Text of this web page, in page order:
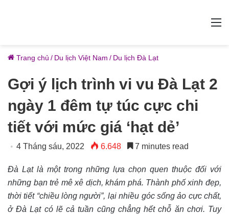
Trang chủ / Du lịch Việt Nam / Du lịch Đà Lạt
Gợi ý lịch trình vi vu Đà Lạt 2
ngày 1 đêm tự túc cực chi
tiết với mức giá ‘hạt dẻ’
4 Tháng sáu, 2022 6.648 7 minutes read
Đà Lạt là một trong những lựa chọn quen thuộc đối với
những bạn trẻ mê xê dịch, khám phá. Thành phố xinh đẹp,
thời tiết “chiều lòng người”, lại nhiều góc sống ảo cực chất,
ở Đà Lạt có lẽ cả tuần cũng chẳng hết chỗ ăn chơi. Tuy